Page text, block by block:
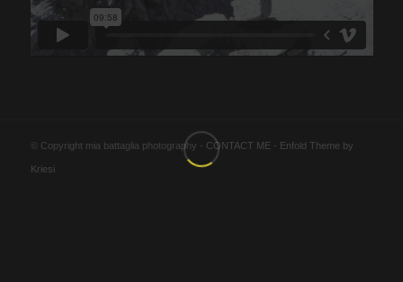
© Copyright mia battaglia photography - CONTACT ME - Enfold Theme by
Kriesi